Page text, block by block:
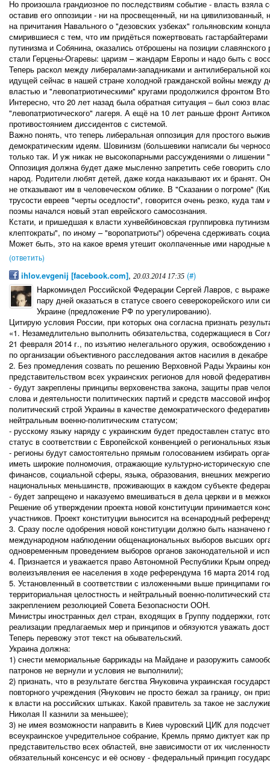
Но произошла грандиозное по последствиям событие - власть взяла
оставив его оппозиции - ни на просвещенный, ни на
на причитания Навального о "дезовских узбеках" гольяновским
смирившиеся с тем, что им придёться пожертвовать
путинизма и Собянина, оказались отброшены на позиции
стали Герцены-Огаревы: царизм – жандарм Европы и надо быть с
Теперь раскол между либералами-западниками и антилиберальной
идущей сейчас в нашей стране холодной гражданской войны между
властью и "левопатриотическими" кругами продолжился фронтом
Интересно, что 20 лет назад была обратная ситуация – был союз
"левопатриотического" лагеря. А ещё на 10 лет раньше фронт
противостоянием диссидентов с системой.
Важно понять, что теперь либеральная оппозиция для простого
демократическим идеям. Шовинизм (большевики написали бы
только так. И уж никак не высокопарными рассуждениями о лишении
Оппозиция должна будет даже мысленно запретить себе говорить
народ. Родители любят детей, даже когда наказывают их и бранят.
не отказывают им в человеческом облике. В "Сказании о погроме"
трусости евреев "черты оседлости", говорится очень резко, куда
поэмы начался новый этап еврейского самосознания.
Кстати, и пришедшая к власти хунвейбиновская группировка
клептократы", по иному – "воропатриоты") обречена сдерживать
Может быть, это на какое время утешит околпаченные ими народные
(ответить)
ihlov.evgenij [facebook.com], 20.03.2014 17:35 (#)
Наркоминдел Российской Федерации Сергей Лавров, с
пару дней оказаться в статусе своего северокорейского или
Украине (предложение РФ по урегулированию).
Цитирую условия России, при которых она согласна признать
«1. Незамедлительно выполнить обязательства, содержащиеся в
21 февраля 2014 г., по изъятию нелегального оружия,
по организации объективного расследования актов насилия в
2. Без промедления созвать по решению Верховной Рады Украины
представительством всех украинских регионов для новой
- будут закреплены принципы верховенства закона, защиты прав
слова и деятельности политических партий и средств массовой
политический строй Украины в качестве демократического
нейтральным военно-политическим статусом;
- русскому языку наряду с украинским будет предоставлен статус
статус в соответствии с Европейской конвенцией о региональных
- регионы будут самостоятельно прямым голосованием избирать
иметь широкие полномочия, отражающие культурно-историческую
финансов, социальной сферы, языка, образования, внешних
национальных меньшинств, проживающих в каждом субъекте
- будет запрещено и наказуемо вмешиваться в дела церкви и в
Решение об утверждении проекта новой конституции принимается
участников. Проект конституции выносится на всенародный
3. Сразу после одобрения новой конституции должно быть
международном наблюдении общенациональных выборов высших
одновременным проведением выборов органов законодательной и
4. Признается и уважается право Автономной Республики Крым
волеизъявления ее населения в ходе референдума 16 марта 2014
5. Установленный в соответствии с изложенными выше принципами
территориальная целостность и нейтральный военно-политический
закреплением резолюцией Совета Безопасности ООН.
Министры иностранных дел стран, входящих в Группу поддержки,
реализации предлагаемых мер и принципов и обязуются уважать
Теперь перевожу этот текст на обывательский.
Украина должна:
1) снести мемориальные баррикады на Майдане и разоружить
патронов не вернули и условия не выполнили);
2) признать, что в результате бегства Януковича украинская
повторного учреждения (Янукович не просто бежал за границу, он
к власти на российских штыках. Какой правитель за такое не
Николая II казнили за меньшее);
3) не имея возможности направить в Киев чуровский ЦИК для
всеукраинское учредительное собрание, Кремль прямо диктует как
представительство всех областей, вне зависимости от их
обязательный консенсус и её основу - федеральный принцип